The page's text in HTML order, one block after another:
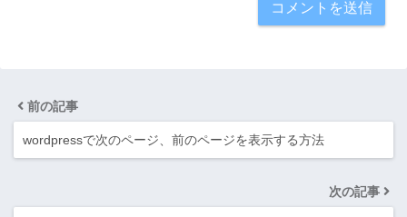
前の記事
wordpressで次のページ、前のページを表示する方法
次の記事